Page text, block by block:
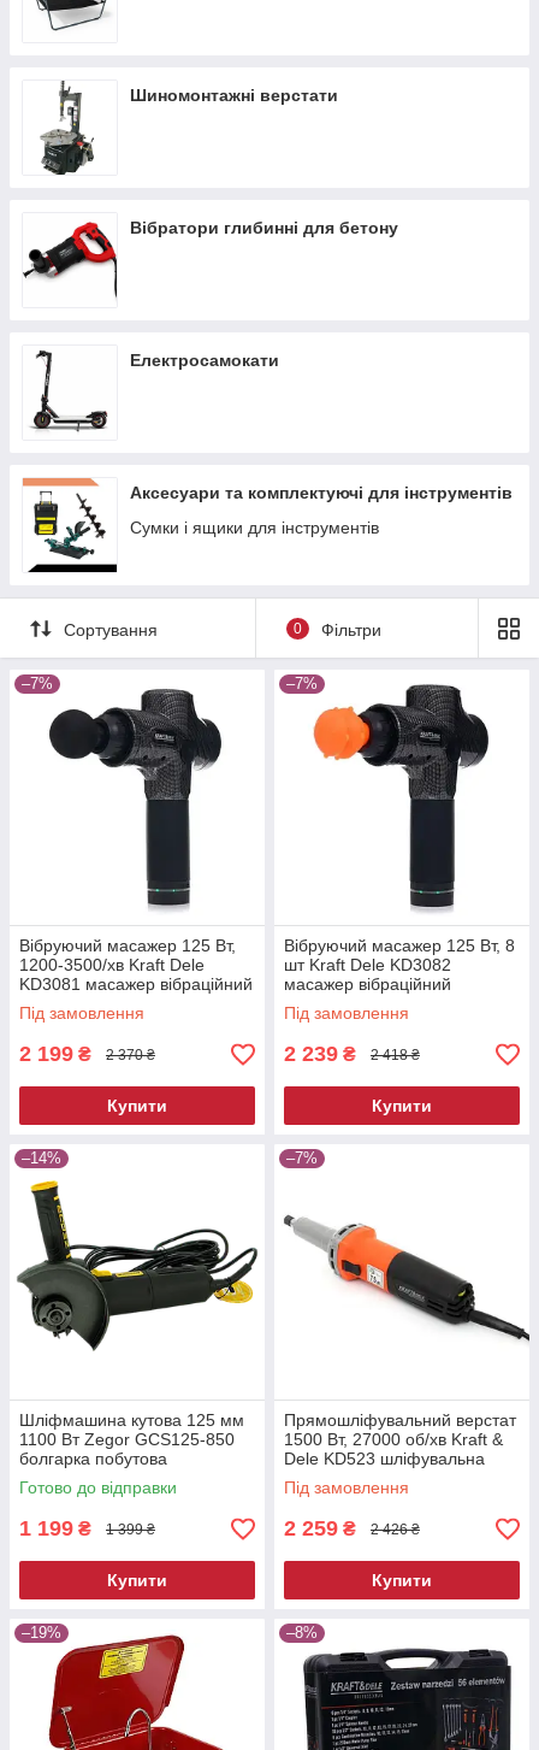
Шиномонтажні верстати
Вібратори глибинні для бетону
Електросамокати
Аксесуари та комплектуючі для інструментів
Сумки і ящики для інструментів
Сортування 0 Фільтри
–7%
Вібруючий масажер 125 Вт,
1200-3500/хв Kraft Dele
KD3081 масажер вібраційний
Під замовлення
2 199 ₴ 2 370 ₴
Купити
–7%
Вібруючий масажер 125 Вт, 8
шт Kraft Dele KD3082
масажер вібраційний
Під замовлення
2 239 ₴ 2 418 ₴
Купити
–14%
Шліфмашина кутова 125 мм
1100 Вт Zegor GCS125-850
болгарка побутова
електрична для різання та
шліфування
Готово до відправки
1 199 ₴ 1 399 ₴
Купити
–7%
Прямошліфувальний верстат
1500 Вт, 27000 об/хв Kraft &
Dele KD523 шліфувальна
машина пряма
Під замовлення
2 259 ₴ 2 426 ₴
Купити
–19% –8%